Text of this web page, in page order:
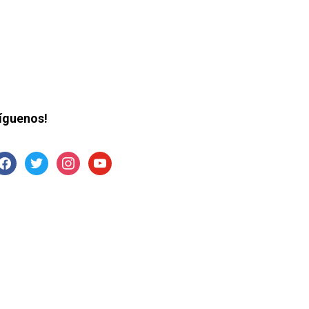
twitter instagramyoutube